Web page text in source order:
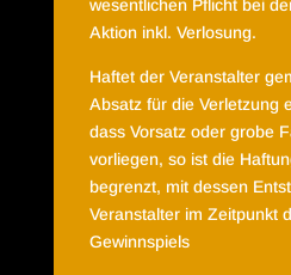
wesentlichen Pflicht bei
Aktion inkl. Verlosung.
Haftet der Veranstalter
Absatz für die Verletzung
dass Vorsatz oder grobe
vorliegen, so ist die
begrenzt, mit dessen
Veranstalter im Zeitpunkt
Gewinnspiels